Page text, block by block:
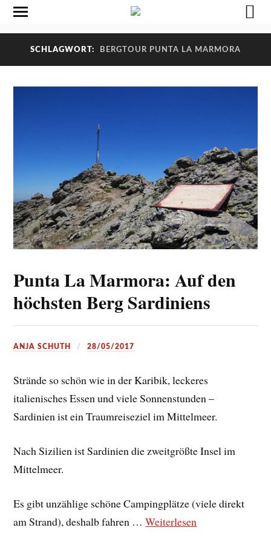
SCHLAGWORT: BERGTOUR PUNTA LA MARMORA
Punta La Marmora: Auf den
höchsten Berg Sardiniens
ANJA SCHUTH 28/05/2017
Strände so schön wie in der Karibik, leckeres
italienisches Essen und viele Sonnenstunden –
Sardinien ist ein Traumreiseziel im Mittelmeer.
Nach Sizilien ist Sardinien die zweitgrößte Insel im
Mittelmeer.
Es gibt unzählige schöne Campingplätze (viele direkt
am Strand), deshalb fahren …Weiterlesen